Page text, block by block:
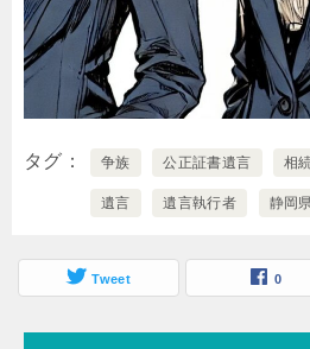
タグ 争族 公正証書遺言 相
遺言 遺言執行者 静岡
Tweet 0